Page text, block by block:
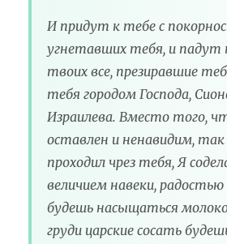
И придут к тебе с
угнетавших тебя, и падут
твоих все, презиравшие
тебя городом Господа,
Израилева. Вместо того,
оставлен и ненавидим,
проходил чрез тебя, Я
величием навеки,
будешь насыщаться
груди царские сосать